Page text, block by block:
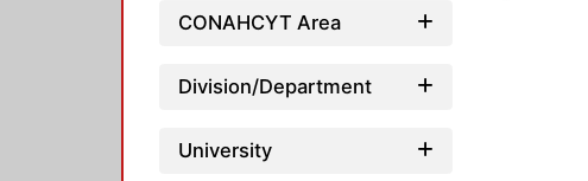
CONAHCYT Area
Division/Department
University